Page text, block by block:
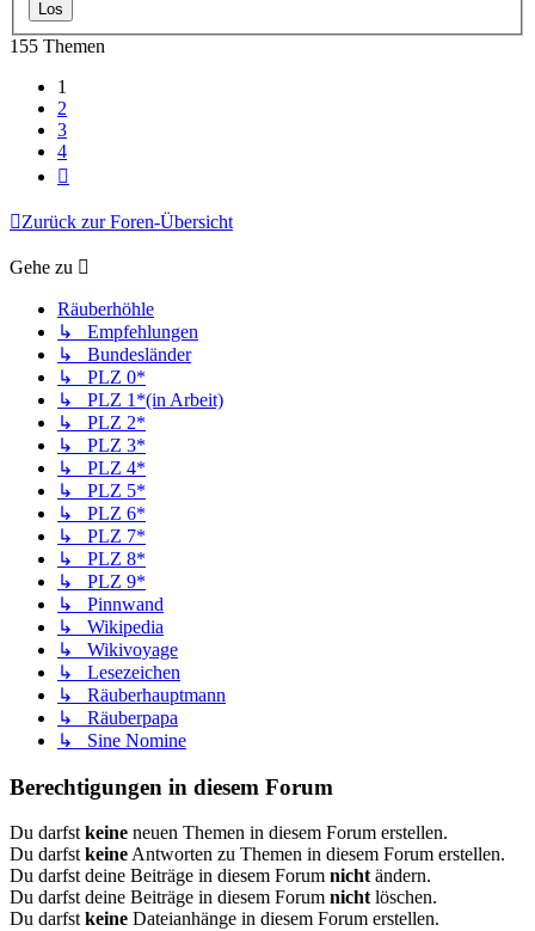
155 Themen
1
2
3
4
Zurück zur Foren-Übersicht
Gehe zu
Räuberhöhle
↳ Empfehlungen
↳ Bundesländer
↳ PLZ 0*
↳ PLZ 1*(in Arbeit)
↳ PLZ 2*
↳ PLZ 3*
↳ PLZ 4*
↳ PLZ 5*
↳ PLZ 6*
↳ PLZ 7*
↳ PLZ 8*
↳ PLZ 9*
↳ Pinnwand
↳ Wikipedia
↳ Wikivoyage
↳ Lesezeichen
↳ Räuberhauptmann
↳ Räuberpapa
↳ Sine Nomine
Berechtigungen in diesem Forum
Du darfst keine neuen Themen in diesem Forum erstellen.
Du darfst keine Antworten zu Themen in diesem Forum erstellen.
Du darfst deine Beiträge in diesem Forum nicht ändern.
Du darfst deine Beiträge in diesem Forum nicht löschen.
Du darfst keine Dateianhänge in diesem Forum erstellen.